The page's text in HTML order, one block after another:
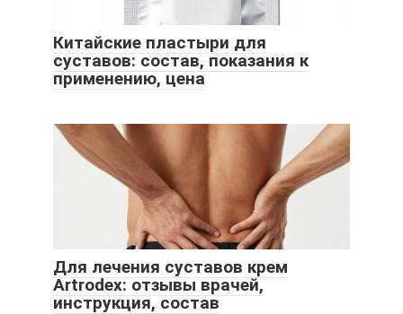
Китайские пластыри для
суставов: состав, показания к
применению, цена
Для лечения суставов крем
Artrodex: отзывы врачей,
инструкция, состав